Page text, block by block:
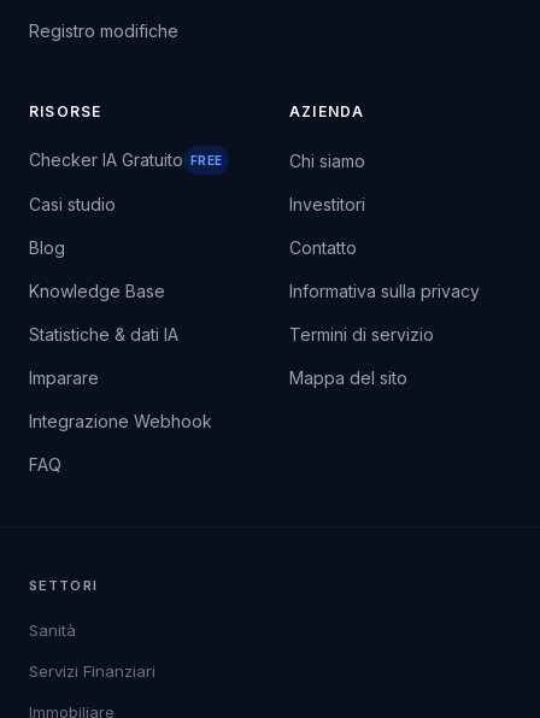
Registro modifiche
RISORSE
Checker IA Gratuito FREE
Casi studio
Blog
Knowledge Base
Statistiche & dati IA
Imparare
Integrazione Webhook
FAQ
AZIENDA
Chi siamo
Investitori
Contatto
Informativa sulla privacy
Termini di servizio
Mappa del sito
SETTORI
Sanità
Servizi Finanziari
Immobiliare